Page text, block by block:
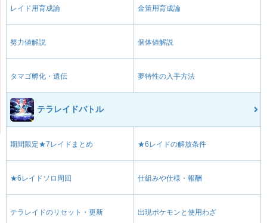
レイド用育成論 金策用育成論
努力値解説 個体値解説
タマゴ孵化・遺伝 夢特性の入手方法
テラレイドバトル
期間限定★7レイドまとめ ★6レイドの解放条件
★6レイドソロ周回 仕組みや仕様・報酬
テラレイドのリセット・更新 出現ポケモンと使用わざ